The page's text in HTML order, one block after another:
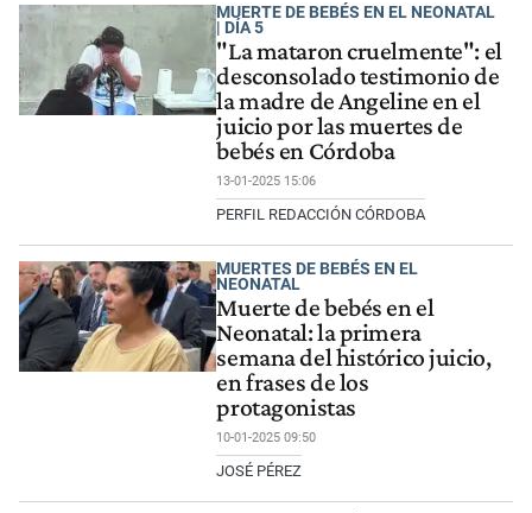
MUERTE DE BEBÉS EN EL NEONATAL
| DÍA 5
"La mataron cruelmente": el
desconsolado testimonio de
la madre de Angeline en el
juicio por las muertes de
bebés en Córdoba
13-01-2025 15:06
PERFIL REDACCIÓN CÓRDOBA
MUERTES DE BEBÉS EN EL
NEONATAL
Muerte de bebés en el
Neonatal: la primera
semana del histórico juicio,
en frases de los
protagonistas
10-01-2025 09:50
JOSÉ PÉREZ